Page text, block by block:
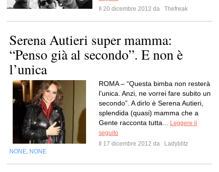
Il 20 dicembre 2012 da
Thefreak
Serena Autieri super mamma:
“Penso già al secondo”. E non è
l’unica
ROMA – “Questa bimba non resterà
l’unica. Anzi, ne vorrei fare subito un
secondo”. A dirlo è Serena Autieri,
splendida (quasi) mamma che a
Gente racconta tutta...
Leggere il
seguito
Il 17 dicembre 2012 da
Ladyblitz
NONE NONE